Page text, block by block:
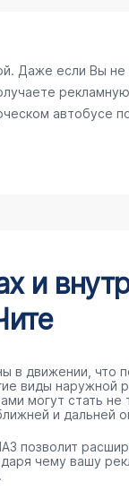
Даже если Вы
автобусе
и
в движении, что
виды
могут стать не
и дальней
позволит
чему вашу